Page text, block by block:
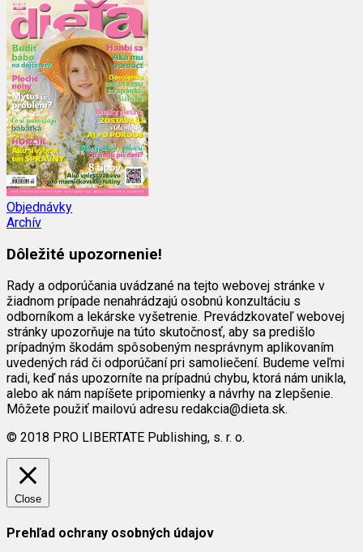
Objednávky
Archív
Dôležité upozornenie!
Rady a odporúčania uvádzané na tejto webovej stránke v
žiadnom prípade nenahrádzajú osobnú konzultáciu s
odborníkom a lekárske vyšetrenie. Prevádzkovateľ webovej
stránky upozorňuje na túto skutočnosť, aby sa predišlo
prípadným škodám spôsobeným nesprávnym aplikovaním
uvedených rád či odporúčaní pri samoliečení. Budeme veľmi
radi, keď nás upozorníte na prípadnú chybu, ktorá nám unikla,
alebo ak nám napíšete pripomienky a návrhy na zlepšenie.
Môžete použiť mailovú adresu redakcia@dieta.sk.
© 2018 PRO LIBERTATE Publishing, s. r. o.
Close
Prehľad ochrany osobných údajov